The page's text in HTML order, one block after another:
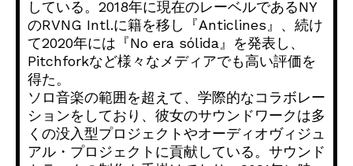
している。 2018年に現在のレーベルであるNY
のRVNG Intl.に籍を移し『Anticlines』、 続け
て2020年には『No era sólida』を発表し、
Pitchforkなど様々なメディアでも高い評価を
得た。
ソロ音楽の範囲を超えて、学際的なコラボレー
ションをしており、 彼女のサウンドワークは多
くの没入型プロジェクトやオーディオヴィジュ
アル・プロジェクトに貢献している。 サウンド